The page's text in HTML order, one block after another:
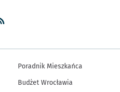
Poradnik Mieszkańca
Budżet Wrocławia